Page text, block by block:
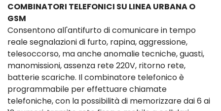
COMBINATORI TELEFONICI SU LINEA URBANA O
GSM
Consentono all'antifurto di comunicare in tempo
reale segnalazioni di furto, rapina, aggressione,
telesoccorso, ma anche anomalie tecniche, guasti,
manomissioni, assenza rete 220V, ritorno rete,
batterie scariche. Il combinatore telefonico è
programmabile per effettuare chiamate
telefoniche, con la possibilità di memorizzare dai 6 ai